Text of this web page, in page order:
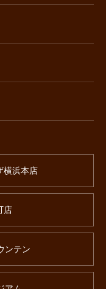
横浜本店
店
ンテン